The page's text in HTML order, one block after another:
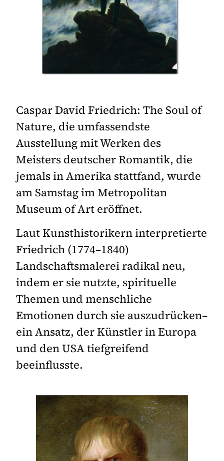
Caspar David Friedrich: The Soul of
Nature, die umfassendste
Ausstellung mit Werken des
Meisters deutscher Romantik, die
jemals in Amerika stattfand, wurde
am Samstag im Metropolitan
Museum of Art eröffnet.
Laut Kunsthistorikern interpretierte
Friedrich (1774–1840)
Landschaftsmalerei radikal neu,
indem er sie nutzte, spirituelle
Themen und menschliche
Emotionen durch sie auszudrücken–
ein Ansatz, der Künstler in Europa
und den USA tiefgreifend
beeinflusste.